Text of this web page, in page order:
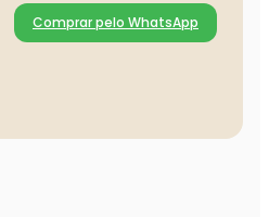
Comprar pelo WhatsApp